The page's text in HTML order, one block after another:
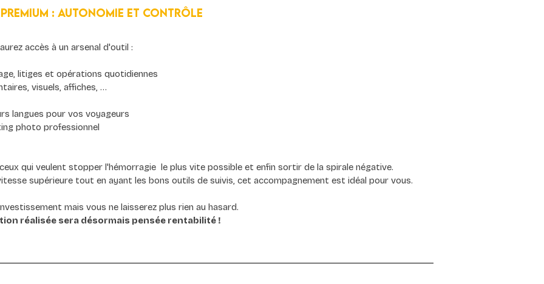
premium : autonomie et contrôle
accès à un arsenal d'outil :
litiges et opérations quotidiennes
visuels, affiches, …
langues pour vos voyageurs
photo professionnel
qui veulent stopper l'hémorragie  le plus vite possible et enfin sortir de la spirale négative.
supérieure tout en ayant les bons outils de suivis, cet accompagnement est idéal pour vous.
mais vous ne laisserez plus rien au hasard.
réalisée sera désormais pensée rentabilité !